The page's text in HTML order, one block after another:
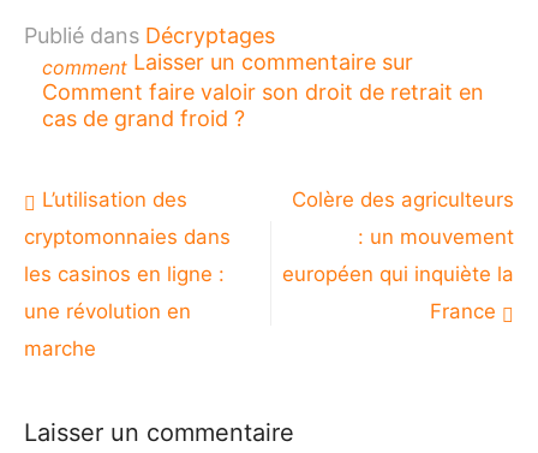
Publié dans Décryptages
comment Laisser un commentaire sur
Comment faire valoir son droit de retrait en
cas de grand froid ?
Navigation
de
l’article
L’utilisation des
cryptomonnaies dans
les casinos en ligne :
une révolution en
marche
Colère des agriculteurs
: un mouvement
européen qui inquiète la
France
Laisser un commentaire